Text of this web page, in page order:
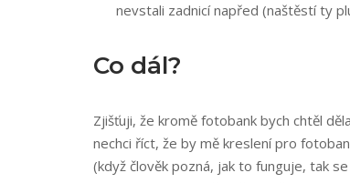
nevstali zadnicí napřed (naštěstí ty
Co dál?
Zjišťuji, že kromě fotobank bych chtěl
nechci říct, že by mě kreslení pro
(když člověk pozná, jak to funguje, tak